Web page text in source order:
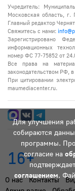
Для улучшения
собираются
программы.
согласие на
соглашением.
Учредитель:
Московская область,
Главный редактор
Свяжитесь с нами:
Зарегистрировано
информационных
номер ФС 77-75852 от
Все права на
законодательством РФ,
При цитировании
maumediacenter.ru.
16+
О нас Контакты